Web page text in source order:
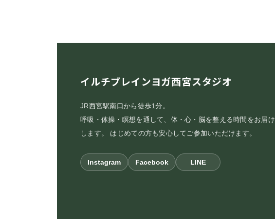
イルチブレインヨガ西宮スタジオ
JR西宮駅南口から徒歩1分。
呼吸・体操・瞑想を通して、体・心・脳を整える時間をお届け
します。 はじめての方も安心してご参加いただけます。
Instagram Facebook LINE